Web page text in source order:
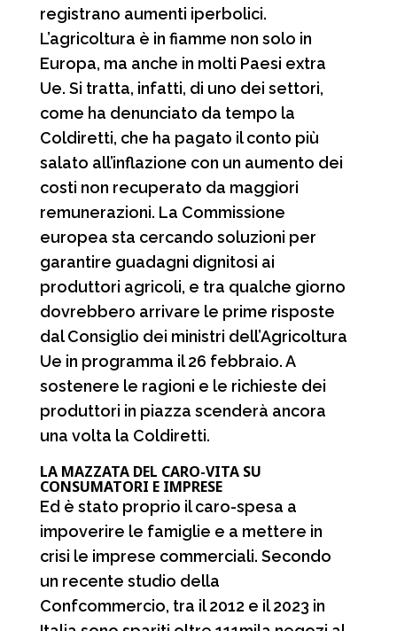
registrano aumenti iperbolici.
L’agricoltura è in fiamme non solo in
Europa, ma anche in molti Paesi extra
Ue. Si tratta, infatti, di uno dei settori,
come ha denunciato da tempo la
Coldiretti, che ha pagato il conto più
salato all’inflazione con un aumento dei
costi non recuperato da maggiori
remunerazioni. La Commissione
europea sta cercando soluzioni per
garantire guadagni dignitosi ai
produttori agricoli, e tra qualche giorno
dovrebbero arrivare le prime risposte
dal Consiglio dei ministri dell’Agricoltura
Ue in programma il 26 febbraio. A
sostenere le ragioni e le richieste dei
produttori in piazza scenderà ancora
una volta la Coldiretti.
LA MAZZATA DEL CARO-VITA SU
CONSUMATORI E IMPRESE
Ed è stato proprio il caro-spesa a
impoverire le famiglie e a mettere in
crisi le imprese commerciali. Secondo
un recente studio della
Confcommercio, tra il 2012 e il 2023 in